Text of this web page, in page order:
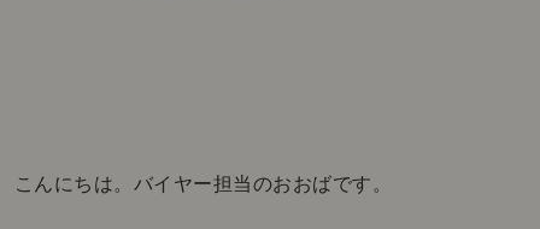
こんにちは。バイヤー担当のおおばです。